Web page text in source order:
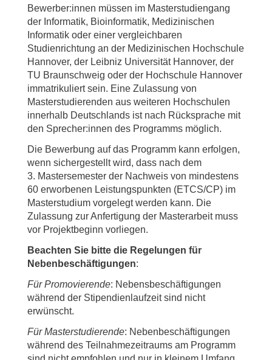
Bewerber:innen müssen im Masterstudiengang
der Informatik, Bioinformatik, Medizinischen
Informatik oder einer vergleichbaren
Studienrichtung an der Medizinischen Hochschule
Hannover, der Leibniz Universität Hannover, der
TU Braunschweig oder der Hochschule Hannover
immatrikuliert sein. Eine Zulassung von
Masterstudierenden aus weiteren Hochschulen
innerhalb Deutschlands ist nach Rücksprache mit
den Sprecher:innen des Programms möglich.
Die Bewerbung auf das Programm kann erfolgen,
wenn sichergestellt wird, dass nach dem
3. Mastersemester der Nachweis von mindestens
60 erworbenen Leistungspunkten (ETCS/CP) im
Masterstudium vorgelegt werden kann. Die
Zulassung zur Anfertigung der Masterarbeit muss
vor Projektbeginn vorliegen.
Beachten Sie bitte die Regelungen für
Nebenbeschäftigungen:
Für Promovierende: Nebensbeschäftigungen
während der Stipendienlaufzeit sind nicht
erwünscht.
Für Masterstudierende: Nebenbeschäftigungen
während des Teilnahmezeitraums am Programm